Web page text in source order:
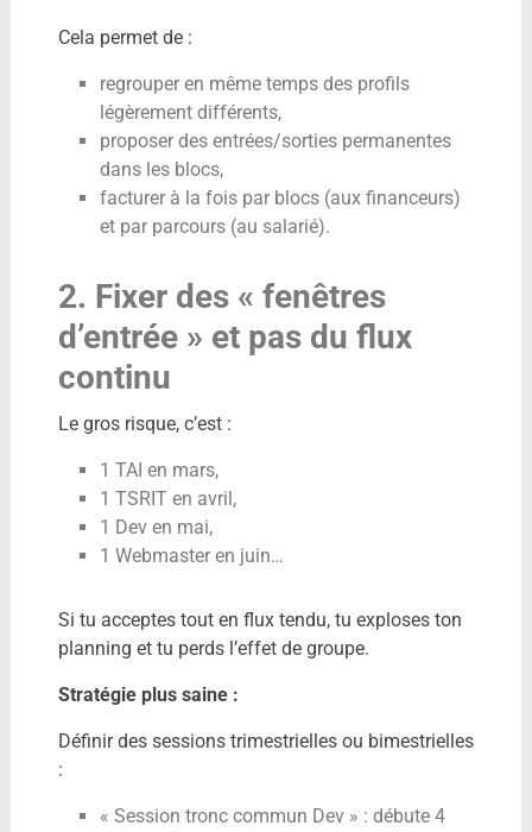
Cela permet de :
regrouper en même temps des profils
légèrement différents,
proposer des entrées/sorties permanentes
dans les blocs,
facturer à la fois par blocs (aux financeurs)
et par parcours (au salarié).
2. Fixer des « fenêtres
d’entrée » et pas du flux
continu
Le gros risque, c’est :
1 TAI en mars,
1 TSRIT en avril,
1 Dev en mai,
1 Webmaster en juin…
Si tu acceptes tout en flux tendu, tu exploses ton
planning et tu perds l’effet de groupe.
Stratégie plus saine :
Définir des sessions trimestrielles ou bimestrielles
:
« Session tronc commun Dev » : débute 4